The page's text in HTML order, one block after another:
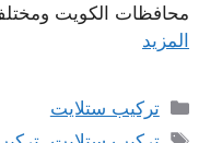
محافظات الكويت
المزيد
التصنيفات
تركيب ستلايت
الوسوم